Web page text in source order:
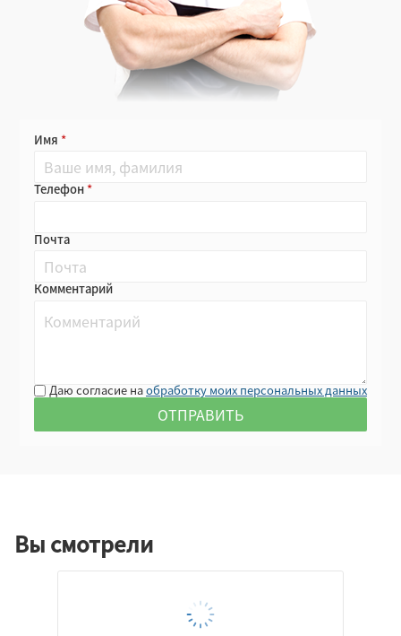
Имя
Телефон
Почта
Комментарий
Даю согласие наобработку моих персональных данных
Вы смотрели